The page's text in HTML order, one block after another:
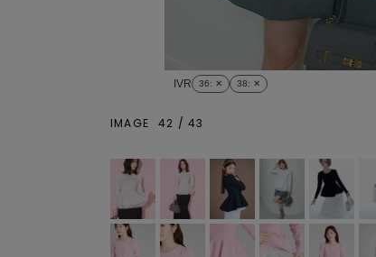
IVR 36: ✕ 38: ✕
IMAGE 42 /43